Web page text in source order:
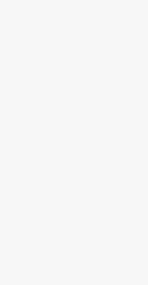
Agusto Koltuk
Adresi |
Classhome’un
olarak ürettiği
biridir. Zarif
malzemeleriyle
favori tercihi
dokulu kumaşlar,
Agusto